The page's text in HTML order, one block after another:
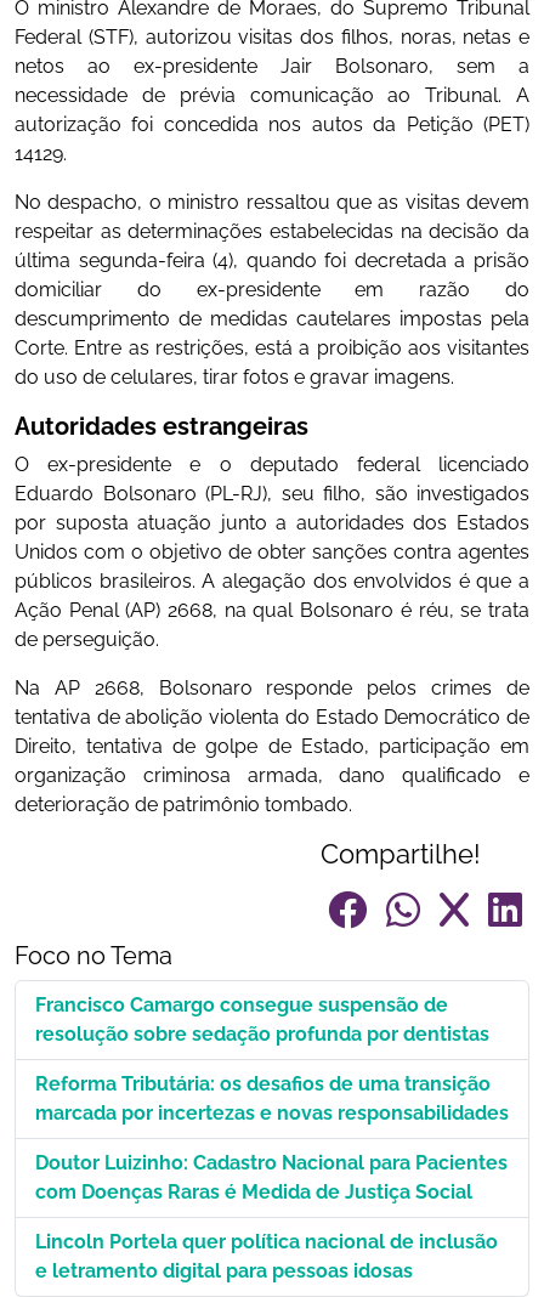
O ministro Alexandre de Moraes, do Supremo Tribunal
Federal (STF), autorizou visitas dos filhos, noras, netas e
netos ao ex-presidente Jair Bolsonaro, sem a
necessidade de prévia comunicação ao Tribunal. A
autorização foi concedida nos autos da Petição (PET)
14129.
No despacho, o ministro ressaltou que as visitas devem
respeitar as determinações estabelecidas na decisão da
última segunda-feira (4), quando foi decretada a prisão
domiciliar do ex-presidente em razão do
descumprimento de medidas cautelares impostas pela
Corte. Entre as restrições, está a proibição aos visitantes
do uso de celulares, tirar fotos e gravar imagens.
Autoridades estrangeiras
O ex-presidente e o deputado federal licenciado
Eduardo Bolsonaro (PL-RJ), seu filho, são investigados
por suposta atuação junto a autoridades dos Estados
Unidos com o objetivo de obter sanções contra agentes
públicos brasileiros. A alegação dos envolvidos é que a
Ação Penal (AP) 2668, na qual Bolsonaro é réu, se trata
de perseguição.
Na AP 2668, Bolsonaro responde pelos crimes de
tentativa de abolição violenta do Estado Democrático de
Direito, tentativa de golpe de Estado, participação em
organização criminosa armada, dano qualificado e
deterioração de patrimônio tombado.
Compartilhe!
Foco no Tema
Francisco Camargo consegue suspensão de
resolução sobre sedação profunda por dentistas
Reforma Tributária: os desafios de uma transição
marcada por incertezas e novas responsabilidades
Doutor Luizinho: Cadastro Nacional para Pacientes
com Doenças Raras é Medida de Justiça Social
Lincoln Portela quer política nacional de inclusão
e letramento digital para pessoas idosas